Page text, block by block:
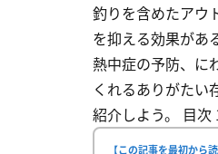
釣りを含めたアウ
を抑える効果があ
熱中症の予防、に
くれるありがたい
紹介しよう。 目
【この記事を最初から読